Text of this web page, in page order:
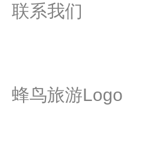
联系我们
蜂鸟旅游Logo